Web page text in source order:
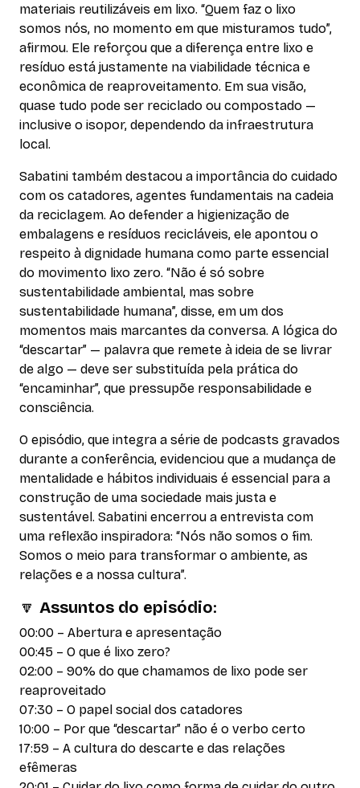
materiais reutilizáveis em lixo. “Quem faz o lixo
somos nós, no momento em que misturamos tudo”,
afirmou. Ele reforçou que a diferença entre lixo e
resíduo está justamente na viabilidade técnica e
econômica de reaproveitamento. Em sua visão,
quase tudo pode ser reciclado ou compostado —
inclusive o isopor, dependendo da infraestrutura
local.
Sabatini também destacou a importância do cuidado
com os catadores, agentes fundamentais na cadeia
da reciclagem. Ao defender a higienização de
embalagens e resíduos recicláveis, ele apontou o
respeito à dignidade humana como parte essencial
do movimento lixo zero. “Não é só sobre
sustentabilidade ambiental, mas sobre
sustentabilidade humana”, disse, em um dos
momentos mais marcantes da conversa. A lógica do
“descartar” — palavra que remete à ideia de se livrar
de algo — deve ser substituída pela prática do
“encaminhar”, que pressupõe responsabilidade e
consciência.
O episódio, que integra a série de podcasts gravados
durante a conferência, evidenciou que a mudança de
mentalidade e hábitos individuais é essencial para a
construção de uma sociedade mais justa e
sustentável. Sabatini encerrou a entrevista com
uma reflexão inspiradora: “Nós não somos o fim.
Somos o meio para transformar o ambiente, as
relações e a nossa cultura”.
🔽 Assuntos do episódio:
00:00 – Abertura e apresentação
00:45 – O que é lixo zero?
02:00 – 90% do que chamamos de lixo pode ser
reaproveitado
07:30 – O papel social dos catadores
10:00 – Por que “descartar” não é o verbo certo
17:59 – A cultura do descarte e das relações
efêmeras